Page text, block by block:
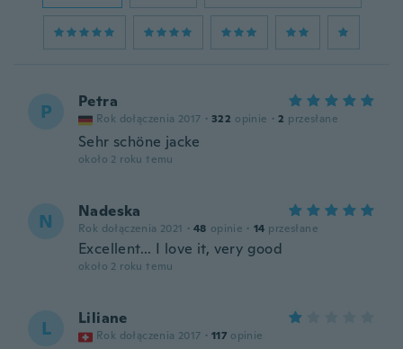
P Petra
Rok dołączenia 2017 · 322 opinie · 2 przesłane
Sehr schöne jacke
około 2 roku temu
N Nadeska
Rok dołączenia 2021 · 48 opinie · 14 przesłane
Excellent... I love it, very good
około 2 roku temu
L Liliane
Rok dołączenia 2017 · 117 opinie